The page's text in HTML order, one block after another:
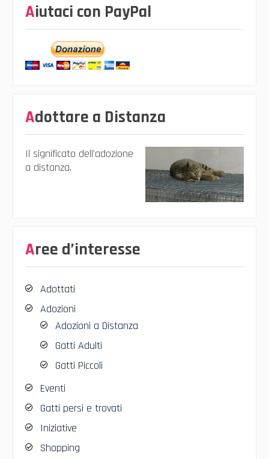
Aiutaci con PayPal
Adottare a Distanza
Il significato dell’adozione
a distanza.
Aree d’interesse
Adottati
Adozioni
Adozioni a Distanza
Gatti Adulti
Gatti Piccoli
Eventi
Gatti persi e trovati
Iniziative
Shopping